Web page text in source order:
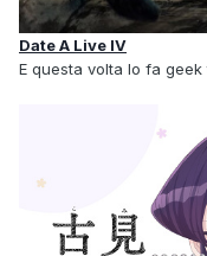
Date A Live IV
E questa volta lo fa